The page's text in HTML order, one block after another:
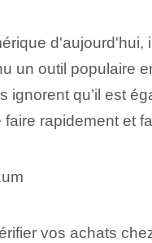
un outil populaire
qu’il est
rapidement et
vos achats